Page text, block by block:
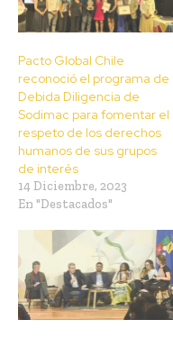
Pacto Global Chile
reconoció el programa de
Debida Diligencia de
Sodimac para fomentar el
respeto de los derechos
humanos de sus grupos
de interés
14 Diciembre, 2023
En "Destacados"